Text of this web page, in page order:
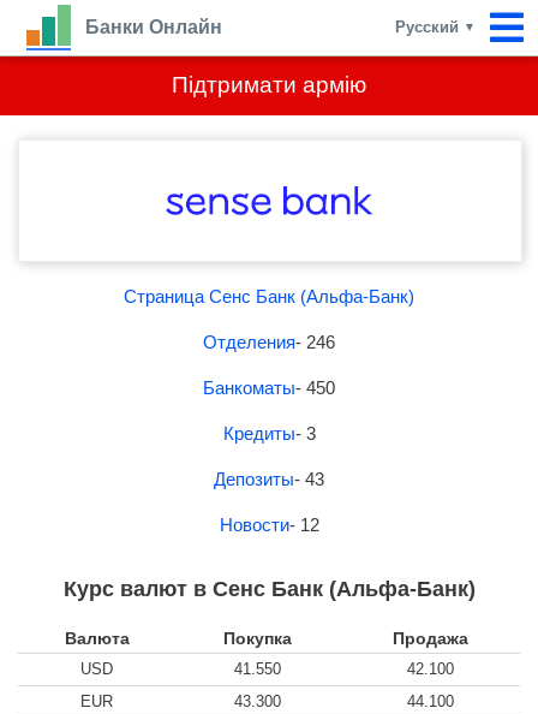
Підтримати армію
Банки Онлайн Русский ▼
Страница Сенс Банк (Альфа-Банк)
Отделения- 246
Банкоматы- 450
Кредиты- 3
Депозиты- 43
Новости- 12
Курс валют в Сенс Банк (Альфа-Банк)
Валюта Покупка Продажа
USD 41.550
42.100
EUR
43.300 44.100